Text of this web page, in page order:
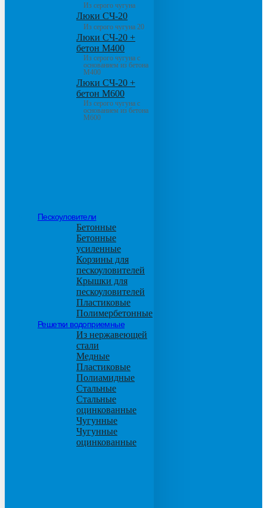
Из серого чугуна
Люки СЧ-20
Из серого чугуна 20
Люки СЧ-20 +
бетон М400
Из серого чугуна с
основанием из бетона
М400
Люки СЧ-20 +
бетон М600
Из серого чугуна с
основанием из бетона
М600
Пескоуловители
Бетонные
Бетонные
усиленные
Корзины для
пескоуловителей
Крышки для
пескоуловителей
Пластиковые
Полимербетонные
Решетки водоприемные
Из нержавеющей
стали
Медные
Пластиковые
Полиамидные
Стальные
Стальные
оцинкованные
Чугунные
Чугунные
оцинкованные